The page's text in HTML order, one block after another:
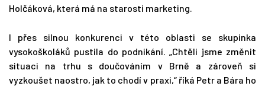
Holčáková, která má na starosti marketing.
I přes silnou konkurenci v této oblasti se skupinka
vysokoškoláků pustila do podnikání. „Chtěli jsme změnit
situaci na trhu s doučováním v Brně a zároveň si
vyzkoušet naostro, jak to chodí v praxi,“ říká Petr a Bára ho